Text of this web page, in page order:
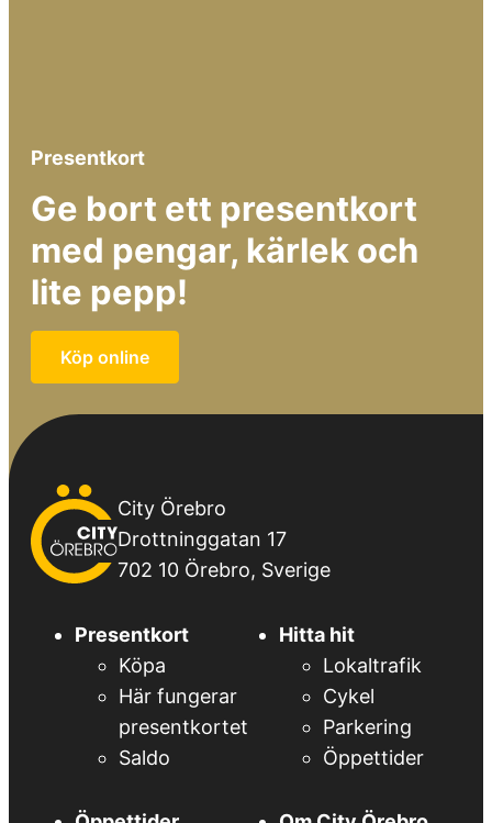
Presentkort
Ge bort ett presentkort
med pengar, kärlek och
lite pepp!
Köp online
City
Örebro
City Örebro
Drottninggatan 17
702 10 Örebro, Sverige
Presentkort
Köpa
Här fungerar
presentkortet
Saldo
Hitta hit
Lokaltrafik
Cykel
Parkering
Öppettider